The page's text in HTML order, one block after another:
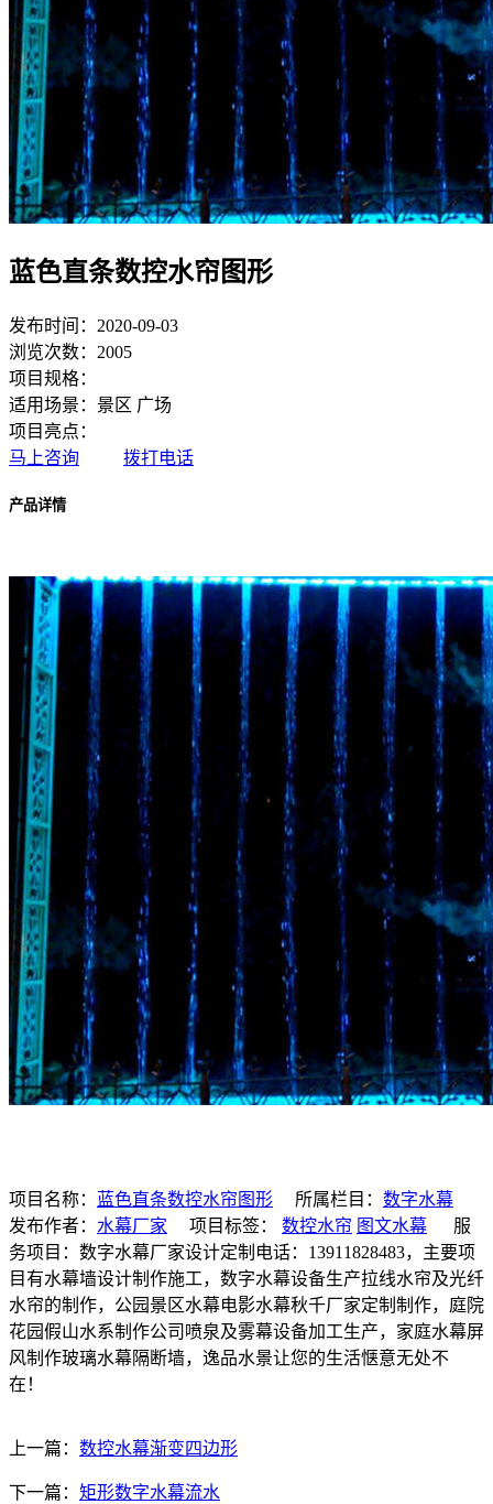
蓝色直条数控水帘图形
发布时间：2020-09-03
浏览次数：2005
项目规格：
适用场景：景区 广场
项目亮点：
马上咨询
拨打电话
产品详情
项目名称： 蓝色直条数控水帘图形 所属栏目： 数字水幕
发布作者： 水幕厂家 项目标签： 数控水帘 图文水幕 服
务项目：数字水幕厂家设计定制电话：13911828483，主要项
目有水幕墙设计制作施工，数字水幕设备生产拉线水帘及光纤
水帘的制作，公园景区水幕电影水幕秋千厂家定制制作，庭院
花园假山水系制作公司喷泉及雾幕设备加工生产，家庭水幕屏
风制作玻璃水幕隔断墙，逸品水景让您的生活惬意无处不
在！
上一篇： 数控水幕渐变四边形
下一篇： 矩形数字水幕流水